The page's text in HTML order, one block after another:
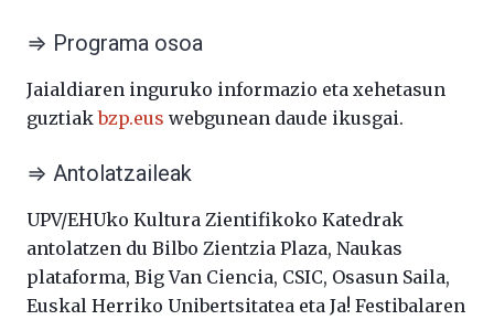
⇒ Programa osoa
Jaialdiaren inguruko informazio eta xehetasun
guztiakbzp.eus webgunean daude ikusgai.
⇒ Antolatzaileak
UPV/EHUko Kultura Zientifikoko Katedrak
antolatzen du Bilbo Zientzia Plaza, Naukas
plataforma, Big Van Ciencia, CSIC, Osasun Saila,
Euskal Herriko Unibertsitatea eta Ja! Festibalaren